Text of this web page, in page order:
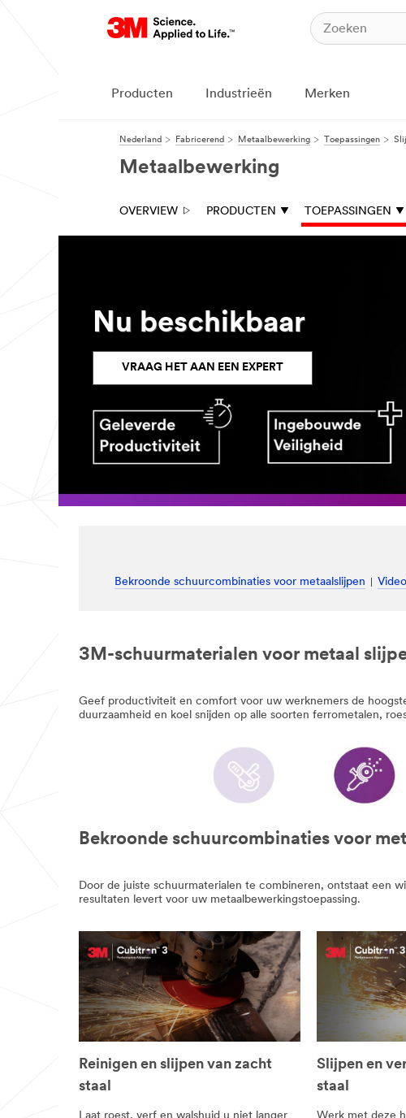
Producten Industrieën Merken
Nederland Fabricerend Metaalbewerking Toepassingen
Metaalbewerking
OVERVIEW PRODUCTEN TOEPASSINGEN
Nu beschikbaar
VRAAG HET AAN EEN EXPERT
Bekroonde schuurcombinaties voor metaalslijpen
3M-schuurmaterialen voor metaal
Geef productiviteit en comfort voor uw werknemers de
duurzaamheid en koel snijden op alle soorten ferrometalen,
Bekroonde schuurcombinaties voor
Door de juiste schuurmaterialen te combineren, ontstaat een
resultaten levert voor uw metaalbewerkingstoepassing.
Reinigen en slijpen van zacht
staal
Slijpen en
staal